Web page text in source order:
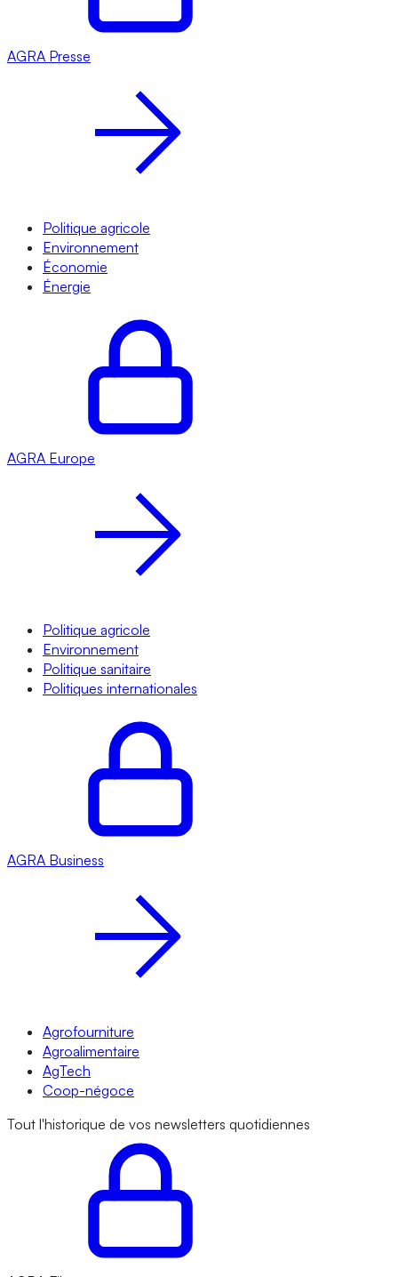
AGRA Presse
Politique agricole
Environnement
Économie
Énergie
AGRA Europe
Politique agricole
Environnement
Politique sanitaire
Politiques internationales
AGRA Business
Agrofourniture
Agroalimentaire
AgTech
Coop-négoce
Tout l'historique de vos newsletters quotidiennes